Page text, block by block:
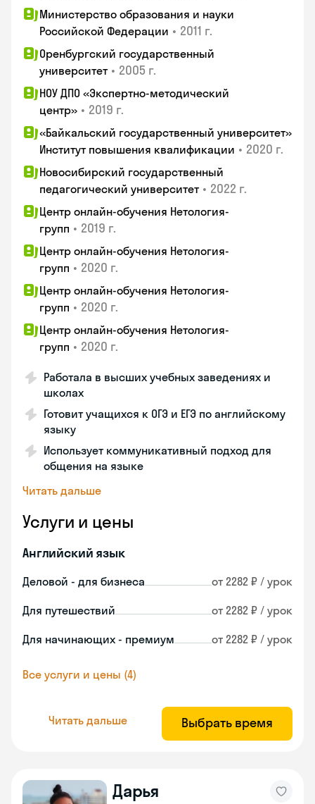
Министерство образования и науки
Российской Федерации • 2011 г.
Оренбургский государственный
университет • 2005 г.
НОУ ДПО «Экспертно-методический
центр» • 2019 г.
«Байкальский государственный университет»
Институт повышения квалификации • 2020 г.
Новосибирский государственный
педагогический университет • 2022 г.
Центр онлайн-обучения Нетология-
групп • 2019 г.
Центр онлайн-обучения Нетология-
групп • 2020 г.
Центр онлайн-обучения Нетология-
групп • 2020 г.
Центр онлайн-обучения Нетология-
групп • 2020 г.
Работала в высших учебных заведениях и
школах
Готовит учащихся к ОГЭ и ЕГЭ по английскому
языку
Использует коммуникативный подход для
общения на языке
Читать дальше
Услуги и цены
Английский язык
Деловой - для бизнеса от 2282 ₽ / урок
Для путешествий от 2282 ₽ / урок
Для начинающих - премиум от 2282 ₽ / урок
Все услуги и цены (4)
Читать дальше Выбрать время
Дарья